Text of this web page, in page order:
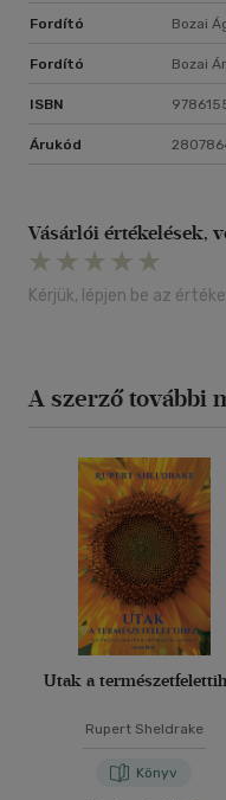
Fordító Bozai
Fordító Bozai
ISBN
Árukód
Vásárlói értékelések,
Kérjük, lépjen be az
A szerző további
Utak a
Rupert Sheldrake
Könyv